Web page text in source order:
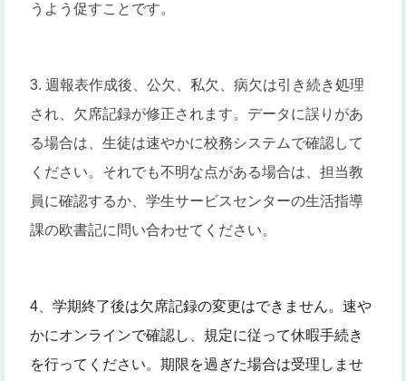
うよう促すことです。
3. 週報表作成後、公欠、私欠、病欠は引き続き処理
され、欠席記録が修正されます。データに誤りがあ
る場合は、生徒は速やかに校務システムで確認して
ください。それでも不明な点がある場合は、担当教
員に確認するか、学生サービスセンターの生活指導
課の欧書記に問い合わせてください。
4 学期終了後は欠席記録の変更はできません。 速や
かにオンラインで確認し、規定に従って休暇手続き
を行ってください。期限を過ぎた場合は受理しませ